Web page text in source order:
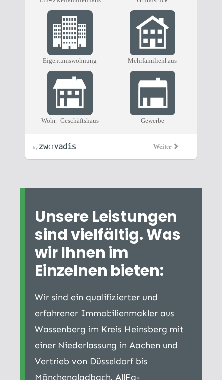
Unsere Leistungen
sind vielfältig. Was
wir Ihnen im
Einzelnen bieten:
Wir sind ein qualifizierter und
erfahrener Immobilienmakler aus
Wassenberg im Kreis Heinsberg mit
einer Niederlassung in Aachen und
Vertrieb von Düsseldorf bis
Mönchengladbach. AllFa-